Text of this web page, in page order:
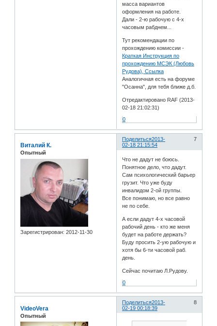
масса вариантов
оформления на работе.
Дали - 2-ю рабочую с 4-х
часовым рабднем...
Тут рекомендации по
прохождению комиссии -
Краткая Инструкция по
прохождению МСЭК (Любовь
Рудова), Ссылка
Аналогичная есть на форуме
"Осанна", для тебя ближе д.б.
Отредактировано RAF (2013-
02-18 21:02:31)
0
Поделиться 7
2013-
02-18 21:15:54
Виталий К.
Опытный
Зарегистрирован: 2012-11-30
Что не дадут не боюсь.
Понятное дело, что дадут.
Сам психологический барьер
грузит. Что уже буду
инвалидом 2-ой группы.
Все понимаю, но все равно
не по себе.
А если дадут 4-х часовой
рабочий день - кто же меня
будет на работе держать?
Буду просить 2-ую рабочую и
хотя бы 6-ти часовой раб.
день.
Сейчас почитаю Л.Рудову.
0
Поделиться 8
2013-
02-19 00:18:39
VideoVera
Опытный